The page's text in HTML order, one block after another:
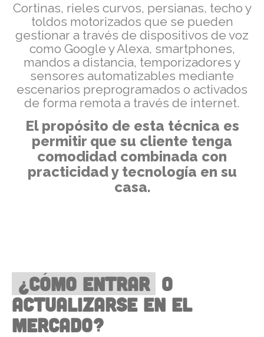
Cortinas, rieles curvos, persianas, techo y
toldos motorizados que se pueden
gestionar a través de dispositivos de voz
como Google y Alexa, smartphones,
mandos a distancia, temporizadores y
sensores automatizables mediante
escenarios preprogramados o activados
de forma remota a través de internet.
El propósito de esta técnica es
permitir que su cliente tenga
comodidad combinada con
practicidad y tecnología en su
casa.
¿Cómo entrar o
actualizarse en el
mercado?